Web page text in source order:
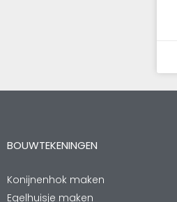
BOUWTEKENINGEN
Konijnenhok maken
Egelhuisje maken